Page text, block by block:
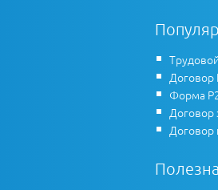
Договор
Форма
Договор
Договор